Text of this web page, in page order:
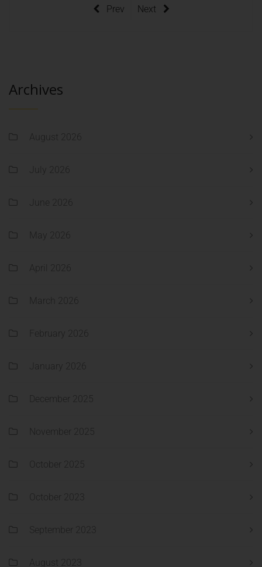
Prev Next
Archives
August 2026
July 2026
June 2026
May 2026
April 2026
March 2026
February 2026
January 2026
December 2025
November 2025
October 2025
October 2023
September 2023
August 2023